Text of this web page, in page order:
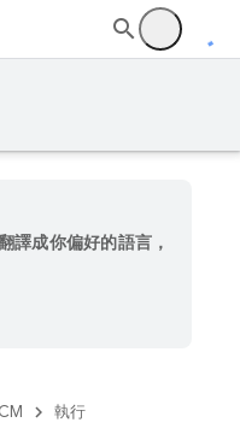
譯成你偏好的語言，
執行